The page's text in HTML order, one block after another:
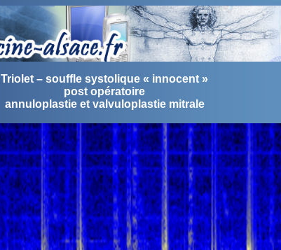
Triolet – souffle systolique « innocent »
post opératoire
annuloplastie et valvuloplastie mitrale